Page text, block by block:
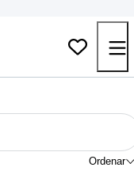
Ordenar